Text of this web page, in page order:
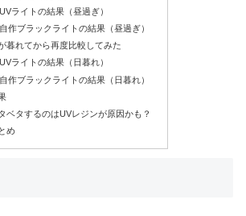
UVライトの結果（昼過ぎ）
自作ブラックライトの結果（昼過ぎ）
暮れてから再度比較してみた
UVライトの結果（日暮れ）
自作ブラックライトの結果（日暮れ）
ベタするのはUVレジンが原因かも？
め